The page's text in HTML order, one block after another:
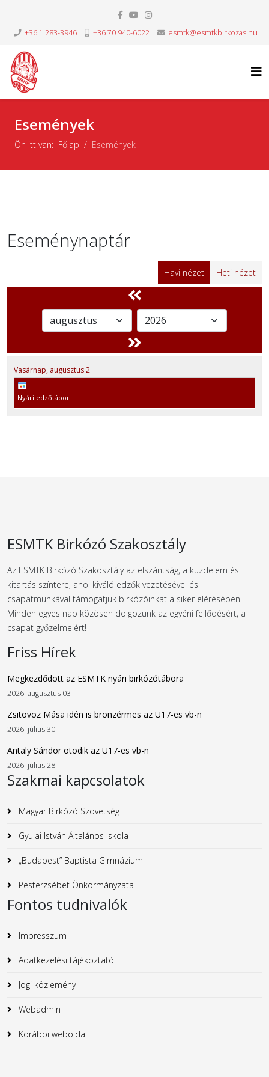
+36 1 283-3946 +36 70 940-6022 esmtk@esmtkbirkozas.hu
Események
Ön itt van: Főlap Események
Eseménynaptár
Havi nézet Heti nézet
Vasárnap, augusztus2
Nyári edzőtábor
ESMTK Birkózó Szakosztály
Az ESMTK Birkózó Szakosztály az elszántság, a küzdelem és
kitartás színtere, ahol kiváló edzők vezetésével és
csapatmunkával támogatjuk birkózóinkat a siker elérésében.
Minden egyes nap közösen dolgozunk az egyéni fejlődésért, a
csapat győzelmeiért!
Friss Hírek
Megkezdődött az ESMTK nyári birkózótábora
2026. augusztus 03
Zsitovoz Mása idén is bronzérmes az U17-es vb-n
2026. július 30
Antaly Sándor ötödik az U17-es vb-n
2026. július 28
Szakmai kapcsolatok
Magyar Birkózó Szövetség
Gyulai István Általános Iskola
„Budapest” Baptista Gimnázium
Pesterzsébet Önkormányzata
Fontos tudnivalók
Impresszum
Adatkezelési tájékoztató
Jogi közlemény
Webadmin
Korábbi weboldal